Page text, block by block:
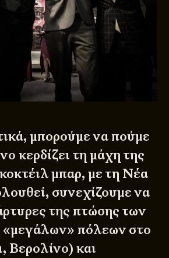
μπορούμε να πούμε
κερδίζει τη μάχη της
μπαρ, με τη Νέα
συνεχίζουμε να
της πτώσης των
«μεγάλων» πόλεων στο
Βερολίνο) και